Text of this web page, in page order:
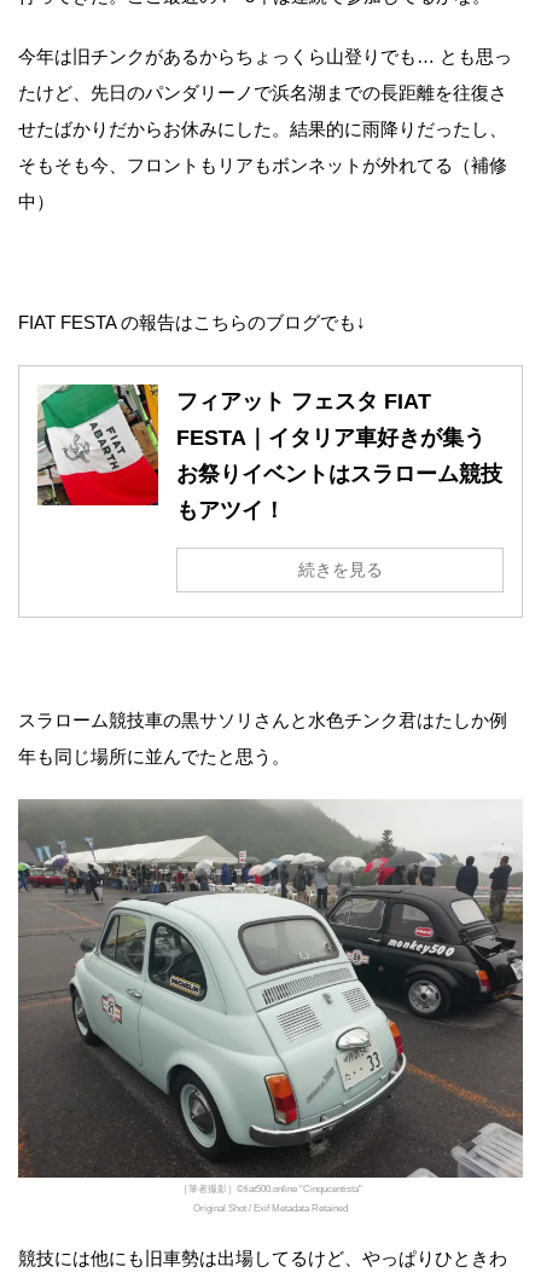
今年は旧チンクがあるからちょっくら山登りでも… とも思っ
たけど、先日のパンダリーノで浜名湖までの長距離を往復さ
せたばかりだからお休みにした。結果的に雨降りだったし、
そもそも今、フロントもリアもボンネットが外れてる（補修
中）
FIAT FESTA の報告はこちらのブログでも↓
フィアット フェスタ FIAT
FESTA｜イタリア車好きが集う
お祭りイベントはスラローム競技
もアツイ！
続きを見る
スラローム競技車の黒サソリさんと水色チンク君はたしか例
年も同じ場所に並んでたと思う。
［筆者撮影］©fiat500.online "Cinqucentista"
Original Shot / Exif Metadata Retained
競技には他にも旧車勢は出場してるけど、やっぱりひときわ